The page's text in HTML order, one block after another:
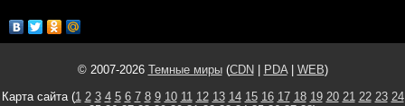
© 2007-2026 Темные миры(CDN PDA| WEB)
Карта сайта (1 2 3 4 5 6 7 8 9 10 11 12 13 14 15 16 17 18 19 20 21 22 23 24